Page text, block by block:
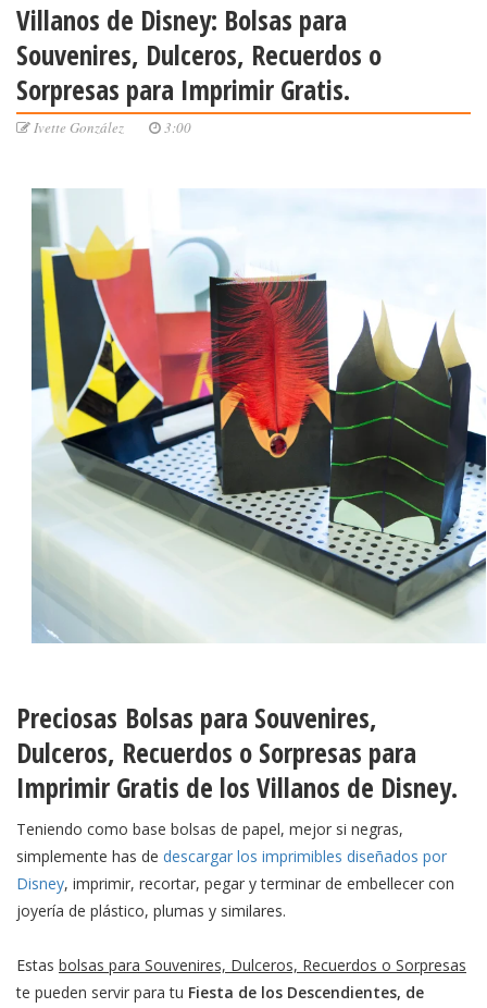
Gratis.
Villanos de Disney: Bolsas para
Souvenires, Dulceros, Recuerdos o
Sorpresas para Imprimir Gratis.
Ivette González 3:00
Preciosas Bolsas para Souvenires,
Dulceros, Recuerdos o Sorpresas para
Imprimir Gratis de los Villanos de Disney.
Teniendo como base bolsas de papel, mejor si negras,
simplemente has de descargar los imprimibles diseñados por
Disney, imprimir, recortar, pegar y terminar de embellecer con
joyería de plástico, plumas y similares.
Estas bolsas para Souvenires, Dulceros, Recuerdos o Sorpresas
te pueden servir para tu Fiesta de los Descendientes, de